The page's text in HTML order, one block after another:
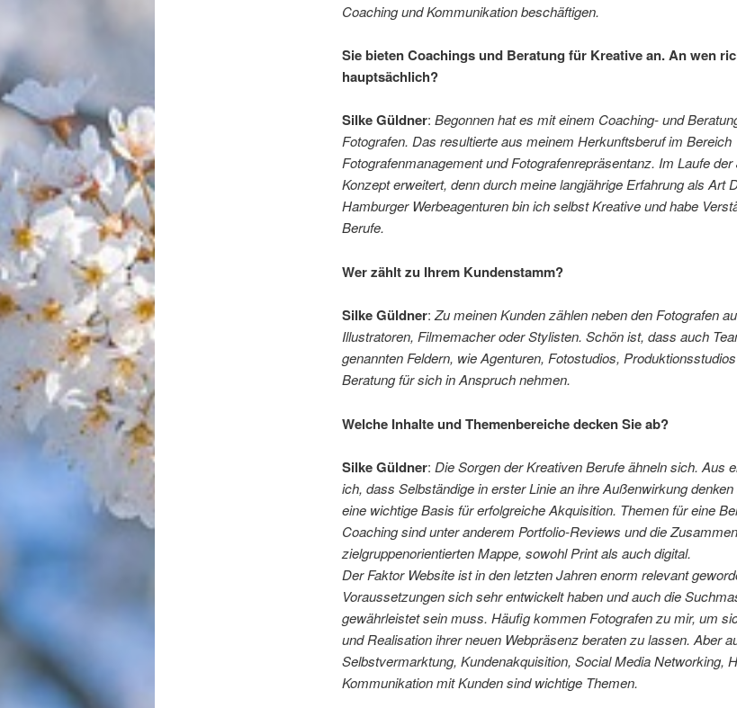
Coaching und Kommunikation beschäftigen.
Sie bieten Coachings und Beratung für Kreative an. An wen
hauptsächlich?
Silke Güldner: Begonnen hat es mit einem Coaching- und
Fotografen. Das resultierte aus meinem Herkunftsberuf im Bereich
Fotografenmanagement und Fotografenrepräsentanz. Im Laufe
Konzept erweitert, denn durch meine langjährige Erfahrung als Art
Hamburger Werbeagenturen bin ich selbst Kreative und habe
Berufe.
Wer zählt zu Ihrem Kundenstamm?
Silke Güldner: Zu meinen Kunden zählen neben den Fotografen
Illustratoren, Filmemacher oder Stylisten. Schön ist, dass auch
genannten Feldern, wie Agenturen, Fotostudios,
Beratung für sich in Anspruch nehmen.
Welche Inhalte und Themenbereiche decken Sie ab?
Silke Güldner: Die Sorgen der Kreativen Berufe ähneln sich. Aus
ich, dass Selbständige in erster Linie an ihre Außenwirkung
eine wichtige Basis für erfolgreiche Akquisition. Themen für eine
Coaching sind unter anderem Portfolio-Reviews und die
zielgruppenorientierten Mappe, sowohl Print als auch digital.
Der Faktor Website ist in den letzten Jahren enorm relevant
Voraussetzungen sich sehr entwickelt haben und auch die
gewährleistet sein muss. Häufig kommen Fotografen zu mir, um
und Realisation ihrer neuen Webpräsenz beraten zu lassen. Aber
Selbstvermarktung, Kundenakquisition, Social Media Networking,
Kommunikation mit Kunden sind wichtige Themen.